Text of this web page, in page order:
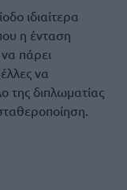
ιδιαίτερα
η ένταση
πάρει
να
της διπλωματίας